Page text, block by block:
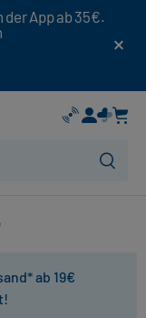
der App ab 35€.
ab 19€